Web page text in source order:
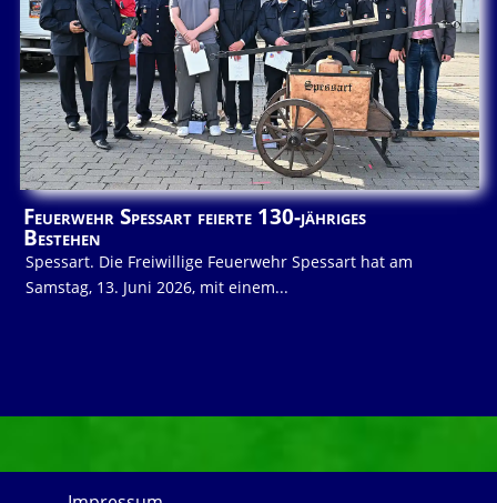
Feuerwehr Spessart feierte 130-jähriges
Bestehen
Spessart. Die Freiwillige Feuerwehr Spessart hat am
Samstag, 13. Juni 2026, mit einem...